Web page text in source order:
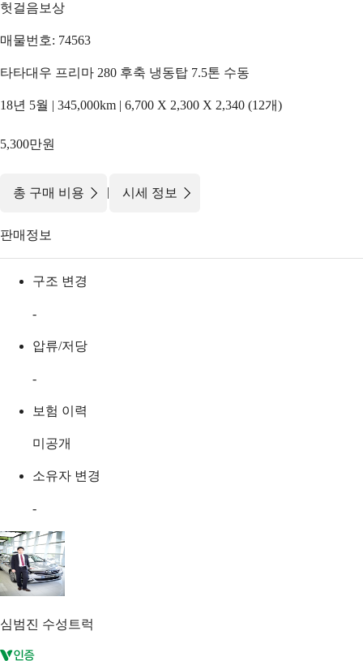
헛걸음보상
매물번호: 74563
타타대우 프리마 280 후축 냉동탑 7.5톤 수동
18년 5월 | 345,000km | 6,700 X 2,300 X 2,340 (12개)
5,300만원
총 구매 비용 | 시세 정보
판매정보
구조 변경
-
압류/저당
-
보험 이력
미공개
소유자 변경
-
심범진 수성트럭